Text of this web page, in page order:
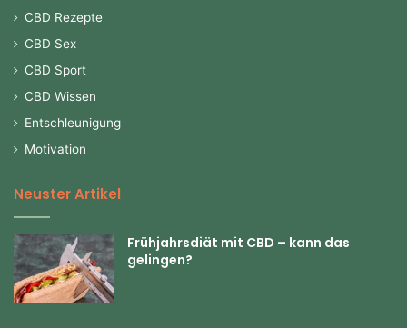
CBD Rezepte
CBD Sex
CBD Sport
CBD Wissen
Entschleunigung
Motivation
Neuster Artikel
Frühjahrsdiät mit CBD – kann das
gelingen?